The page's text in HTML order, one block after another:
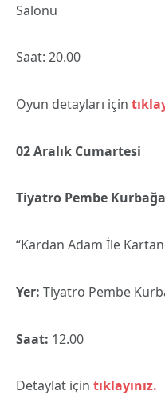
Salonu
Saat: 20.00
Oyun detayları için
02 Aralık Cumartesi
Tiyatro Pembe
“Kardan Adam İle
Yer: Tiyatro Pembe
Saat: 12.00
Detaylat için tıklayınız.